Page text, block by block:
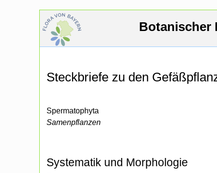
Botanischer
Steckbriefe zu den
Spermatophyta
Samenpflanzen
Systematik und Morphologie